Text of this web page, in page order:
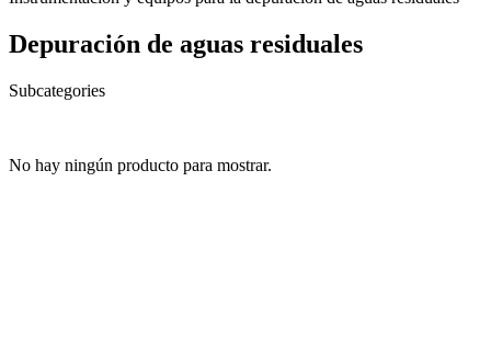
Depuración de aguas residuales
Subcategories
No hay ningún producto para mostrar.